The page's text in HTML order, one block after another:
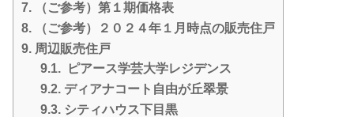
7. （ご参考）第１期価格表
8. （ご参考）２０２４年１月時点の販売住戸
9. 周辺販売住戸
9.1.ピアース学芸大学レジデンス
9.2.ディアナコート自由が丘翠景
9.3.シティハウス下目黒